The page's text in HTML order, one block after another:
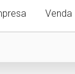
Venda